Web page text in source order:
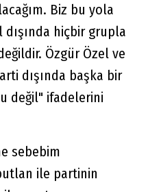
Biz bu yola
dışında hiçbir grupla
Özgür Özel ve
dışında başka bir
değil" ifadelerini
sebebim
ile partinin